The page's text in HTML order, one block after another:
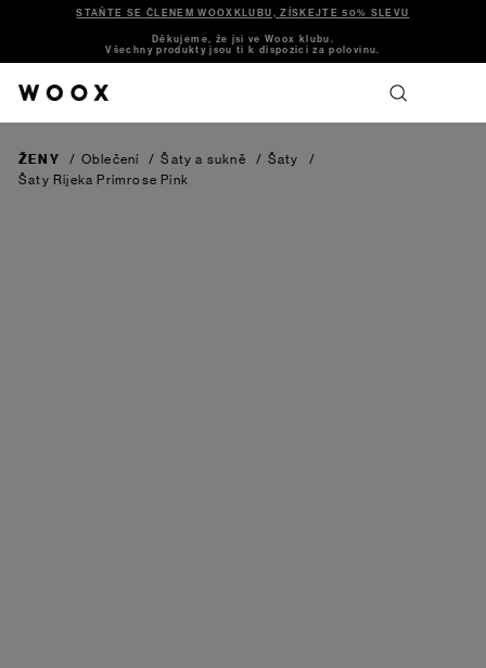
STAŇTE SE ČLENEM WOOXKLUBU, ZÍSKEJTE 50% SLEVU
Děkujeme, že jsi ve Woox klubu.
Všechny produkty jsou ti k dispozici za polovinu.
ŽENY / Oblečení / Šaty a sukně / Šaty
/
Šaty Rijeka Primrose Pink